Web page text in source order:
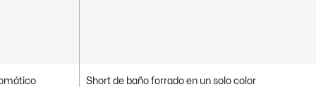
Short de baño forrado en un solo color